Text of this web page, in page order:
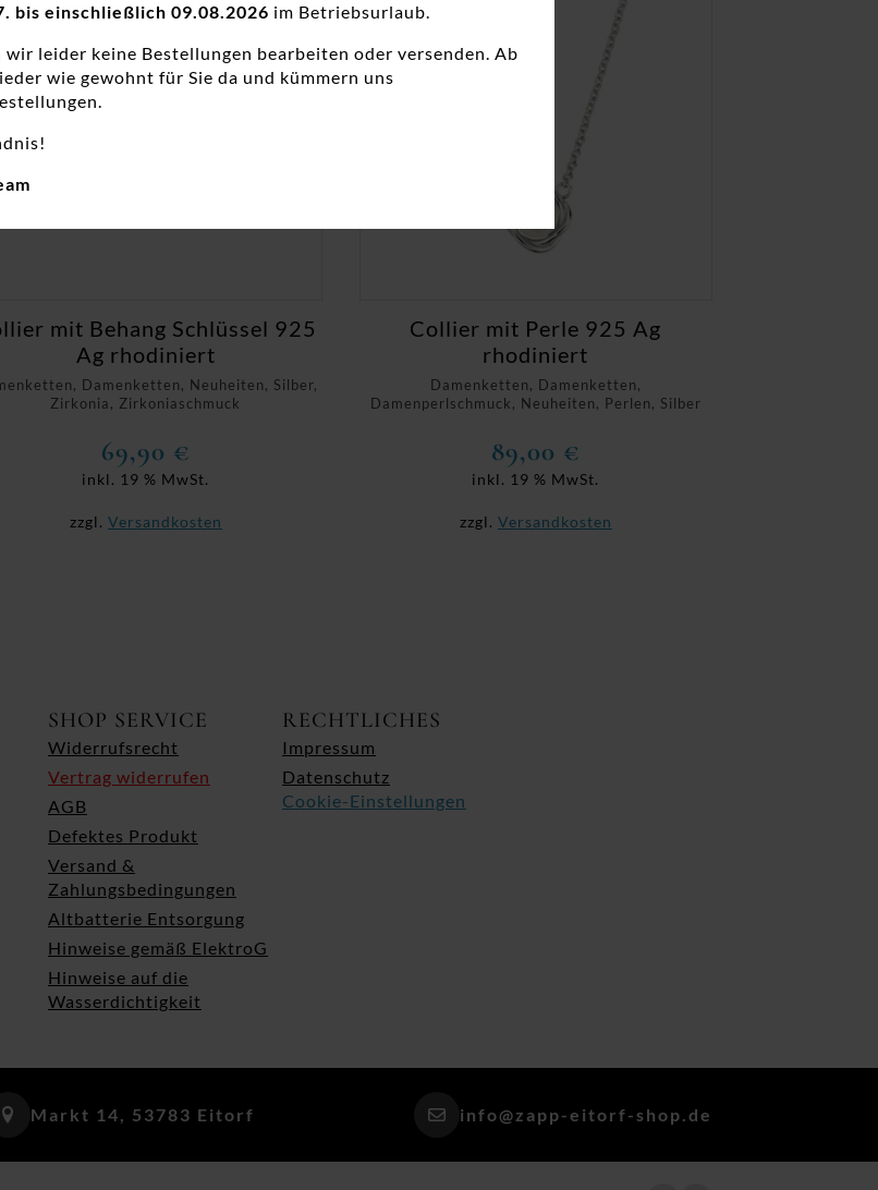
Damenketten, Neuheiten, Silber,
Zirkonia, Zirkoniaschmuck
mit Behang Schlüssel 925
Ag rhodiniert
69,90 €
inkl. 19 % MwSt.
zzgl. Versandkosten
Damenketten, Damenketten,
Damenperlschmuck, Neuheiten, Perlen, Silber
Collier mit Perle 925 Ag
rhodiniert
89,00 €
inkl. 19 % MwSt.
zzgl. Versandkosten
SHOP SERVICE
Widerrufsrecht
Vertrag widerrufen
AGB
Defektes Produkt
Versand &
Zahlungsbedingungen
Altbatterie Entsorgung
Hinweise gemäß ElektroG
Hinweise auf die
Wasserdichtigkeit
RECHTLICHES
Impressum
Datenschutz
Cookie-Einstellungen
Markt 14, 53783 Eitorf info@zapp-eitorf-shop.de
bis einschließlich 09.08.2026 im Betriebsurlaub.
leider keine Bestellungen bearbeiten oder versenden. Ab
wie gewohnt für Sie da und kümmern uns